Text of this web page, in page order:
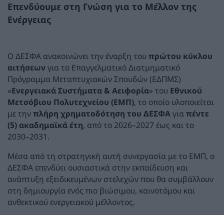
Επενδύουμε στη Γνώση για το Μέλλον της
Ενέργειας
Ο ΔΕΣΦΑ ανακοινώνει την έναρξη του πρώτου κύκλου
αιτήσεων για το Επαγγελματικό Διατμηματικό
Πρόγραμμα Μεταπτυχιακών Σπουδών (ΕΔΠΜΣ)
«Ενεργειακά Συστήματα & Αειφορία» του Εθνικού
Μετσόβιου Πολυτεχνείου (ΕΜΠ), το οποίο υλοποιείται
με τηνπλήρη χρηματοδότηση του ΔΕΣΦΑγιαπέντε
(5) ακαδημαϊκά έτη, από το 2026–2027 έως και το
2030–2031.
Μέσα από τη στρατηγική αυτή συνεργασία με το ΕΜΠ, ο
ΔΕΣΦΑ επενδύει ουσιαστικά στην εκπαίδευση και
ανάπτυξη εξειδικευμένων στελεχών που θα συμβάλλουν
στη δημιουργία ενός πιο βιώσιμου, καινοτόμου και
ανθεκτικού ενεργειακού μέλλοντος.